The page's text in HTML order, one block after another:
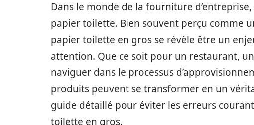
Dans le monde de la fourniture
papier toilette. Bien souvent perçu comme
papier toilette en gros se révèle être un
attention. Que ce soit pour un restaurant,
naviguer dans le processus
produits peuvent se transformer en un
guide détaillé pour éviter les erreurs
toilette en gros.